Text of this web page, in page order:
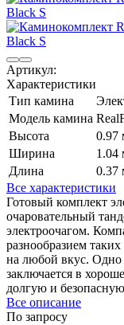
Артикул:
Характеристики
Тип камина
Модель камина
Высота
0.97
Ширина
1.04
Длина
0.37
Все характеристики
Готовый комплект
очаровательный
электроочагом.
разнообразием
на любой вкус. Одно
заключается в
долгую и
Все описание
По запросу